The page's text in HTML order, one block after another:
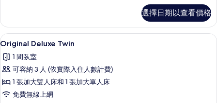
(C)
的
詳
選擇日期以查看價格
顯
示
Original
Deluxe
Twin
的
Original Deluxe Twin | 客房內保險箱
12
Original Deluxe Twin
1 間臥室
可容納 3 人 (依實際入住人數計費)
1 張加大雙人床和 1 張加大單人床
免費無線上網